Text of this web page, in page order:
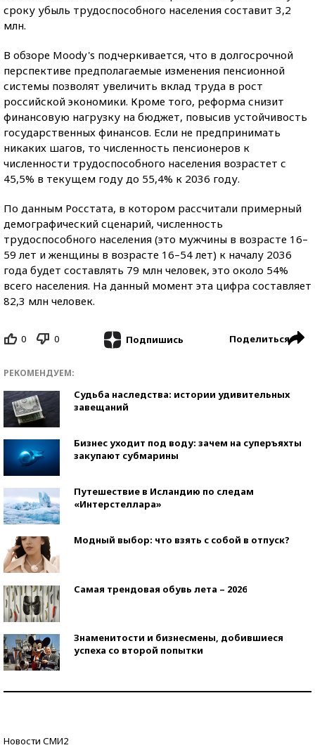
сроку убыль трудоспособного населения составит 3,2
млн.
В обзоре Moody's подчеркивается, что в долгосрочной
перспективе предполагаемые изменения пенсионной
системы позволят увеличить вклад труда в рост
российской экономики. Кроме того, реформа снизит
финансовую нагрузку на бюджет, повысив устойчивость
государственных финансов. Если не предпринимать
никаких шагов, то численность пенсионеров к
численности трудоспособного населения возрастет с
45,5% в текущем году до 55,4% к 2036 году.
По данным Росстата, в котором рассчитали примерный
демографический сценарий, численность
трудоспособного населения (это мужчины в возрасте 16–
59 лет и женщины в возрасте 16–54 лет) к началу 2036
года будет составлять 79 млн человек, это около 54%
всего населения. На данный момент эта цифра составляет
82,3 млн человек.
0 0 Подпишись Поделиться
РЕКОМЕНДУЕМ:
Судьба наследства: истории удивительных
завещаний
Бизнес уходит под воду: зачем на суперъяхты
закупают субмарины
Путешествие в Исландию по следам
«Интерстеллара»
Модный выбор: что взять с собой в отпуск?
Самая трендовая обувь лета – 2026
Знаменитости и бизнесмены, добившиеся
успеха со второй попытки
Новости СМИ2